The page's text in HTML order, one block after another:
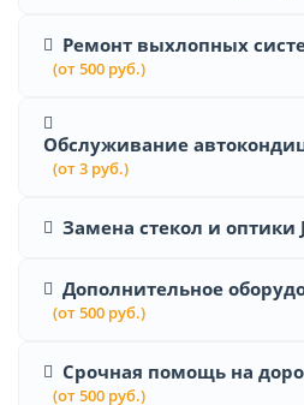
Ремонт выхлопных
(от 500 руб.)
Обслуживание
(от 3 руб.)
Замена стекол и оптики
Дополнительное
(от 500 руб.)
Срочная помощь на
(от 500 руб.)